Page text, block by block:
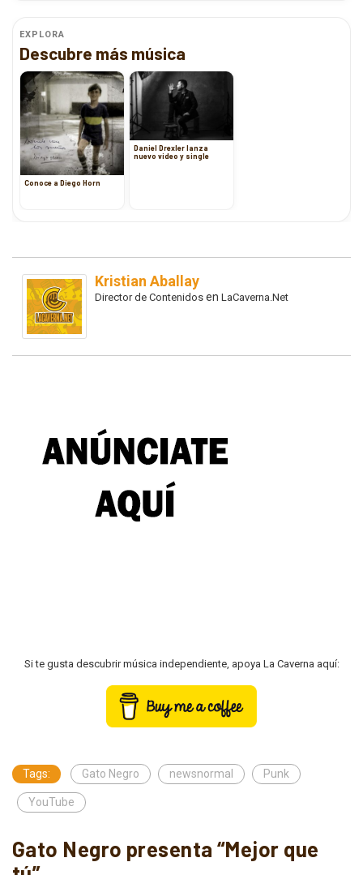
EXPLORA
Descubre más música
Conoce a Diego Horn
Daniel Drexler lanza
nuevo video y single
Kristian Aballay
Director de Contenidos en LaCaverna.Net
Si te gusta descubrir música independiente, apoya La Caverna aquí:
Tags: Gato Negro newsnormal Punk
YouTube
Gato Negro presenta “Mejor que